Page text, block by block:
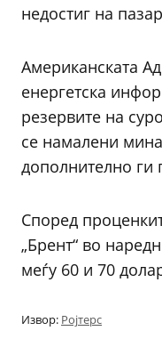
недостиг на
Американската
енергетска
резервите на
се намалени
дополнително ги
Според
„Брент“ во
меѓу 60 и 70
Извор: Ројтерс